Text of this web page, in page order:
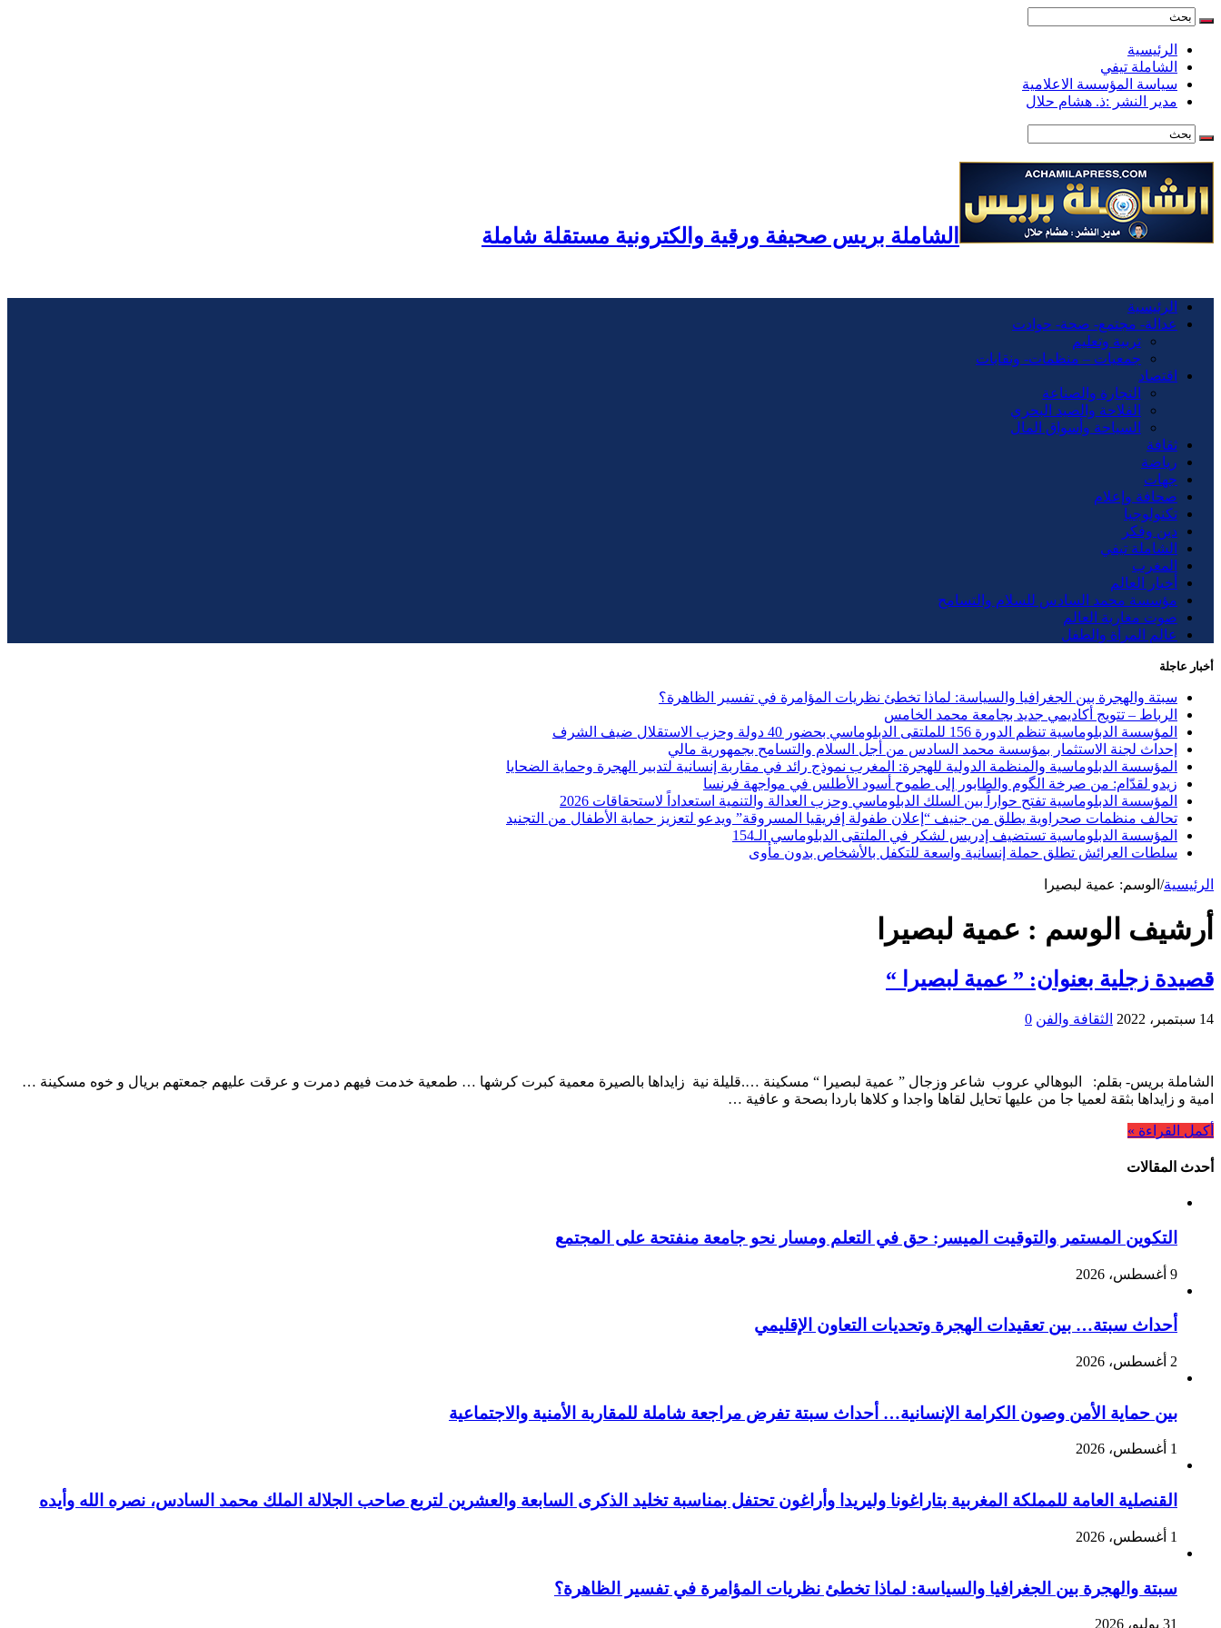
الرئيسية
الشاملة تيفي
سياسة المؤسسة الاعلامية
مدير النشر :ذ. هشام حلال
الشاملة بريس صحيفة ورقية والكترونية مستقلة شاملة
الرئيسية
عدالة- مجتمع- صحة- حوادت
تربية وتعليم
جمعيات – منظمات- ونقابات
اقتصاد
التجارة والصناعة
الفلاحة والصيد البحري
السياحة وأسواق المال
ثقافة
رياضة
جهات
صحافة وإعلام
تكنولوجيا
دين وفكر
الشاملة تيفي
المغرب
أخبار العالم
مؤسسة محمد السادس للسلام والتسامح
صوت مغاربة العالم
عالم المرأة والطفل
أخبار عاجلة
سبتة والهجرة بين الجغرافيا والسياسة: لماذا تخطئ نظريات المؤامرة في تفسير الظاهرة؟
الرباط – تتويج أكاديمي جديد بجامعة محمد الخامس
المؤسسة الدبلوماسية تنظم الدورة 156 للملتقى الدبلوماسي بحضور 40 دولة وحزب الاستقلال ضيف الشرف
إحداث لجنة الاستثمار بمؤسسة محمد السادس من أجل السلام والتسامح بجمهورية مالي
المؤسسة الدبلوماسية والمنظمة الدولية للهجرة: المغرب نموذج رائد في مقاربة إنسانية لتدبير الهجرة وحماية الضحايا
زيدو لقدّام: من صرخة الگوم والطابور إلى طموح أسود الأطلس في مواجهة فرنسا
المؤسسة الدبلوماسية تفتح حواراً بين السلك الدبلوماسي وحزب العدالة والتنمية استعداداً لاستحقاقات 2026
تحالف منظمات صحراوية يطلق من جنيف “إعلان طفولة إفريقيا المسروقة” ويدعو لتعزيز حماية الأطفال من التجنيد
المؤسسة الدبلوماسية تستضيف إدريس لشكر في الملتقى الدبلوماسي الـ154
سلطات العرائش تطلق حملة إنسانية واسعة للتكفل بالأشخاص بدون مأوى
الرئيسية/ الوسم: عمية لبصيرا
أرشيف الوسم : عمية لبصيرا
قصيدة زجلية بعنوان: ” عمية لبصيرا “
14 سبتمبر، 2022 الثقافة والفن 0
الشاملة بريس- بقلم: البوهالي عروب شاعر وزجال ” عمية لبصيرا “ مسكينة ….قليلة نية زايداها بالصيرة معمية كبرت كرشها … طمعية خدمت فيهم دمرت و عرقت عليهم جمعتهم بريال و خوه مسكينة …
امية و زايداها بثقة لعميا جا من عليها تحايل لقاها واجدا و كلاها باردا بصحة و عافية …
أكمل القراءة »
أحدث المقالات
التكوين المستمر والتوقيت الميسر: حق في التعلم ومسار نحو جامعة منفتحة على المجتمع
9 أغسطس، 2026
أحداث سبتة… بين تعقيدات الهجرة وتحديات التعاون الإقليمي
2 أغسطس، 2026
بين حماية الأمن وصون الكرامة الإنسانية… أحداث سبتة تفرض مراجعة شاملة للمقاربة الأمنية والاجتماعية
1 أغسطس، 2026
القنصلية العامة للمملكة المغربية بتاراغونا وليريدا وأراغون تحتفل بمناسبة تخليد الذكرى السابعة والعشرين لتربع صاحب الجلالة الملك محمد السادس، نصره الله وأيده
1 أغسطس، 2026
سبتة والهجرة بين الجغرافيا والسياسة: لماذا تخطئ نظريات المؤامرة في تفسير الظاهرة؟
31 يوليو، 2026